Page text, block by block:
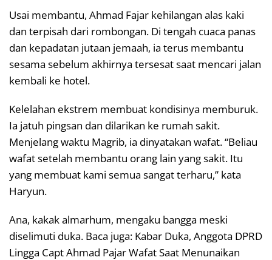
Usai membantu, Ahmad Fajar kehilangan alas kaki
dan terpisah dari rombongan. Di tengah cuaca panas
dan kepadatan jutaan jemaah, ia terus membantu
sesama sebelum akhirnya tersesat saat mencari jalan
kembali ke hotel.
Kelelahan ekstrem membuat kondisinya memburuk.
Ia jatuh pingsan dan dilarikan ke rumah sakit.
Menjelang waktu Magrib, ia dinyatakan wafat. “Beliau
wafat setelah membantu orang lain yang sakit. Itu
yang membuat kami semua sangat terharu,” kata
Haryun.
Ana, kakak almarhum, mengaku bangga meski
diselimuti duka. Baca juga: Kabar Duka, Anggota DPRD
Lingga Capt Ahmad Pajar Wafat Saat Menunaikan